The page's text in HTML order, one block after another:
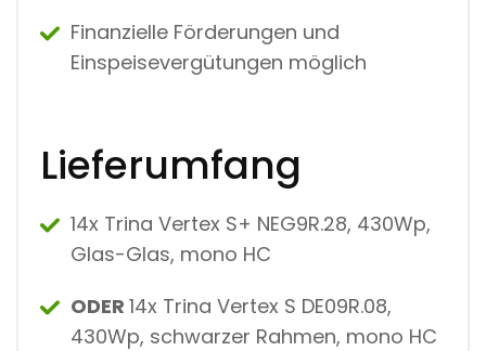
Finanzielle Förderungen und
Einspeisevergütungen möglich
Lieferumfang
14x Trina Vertex S+ NEG9R.28, 430Wp,
Glas-Glas, mono HC
ODER 14x Trina Vertex S DE09R.08,
430Wp, schwarzer Rahmen, mono HC